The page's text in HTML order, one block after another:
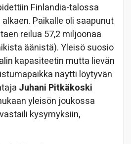
Finlandia-talossa
Paikalle oli saapunut
reilua 57,2 miljoonaa
äänistä). Yleisö suosio
kapasiteetin mutta lievän
näytti löytyvän
Juhani Pitkäkoski
yleisön joukossa
kysymyksiin,